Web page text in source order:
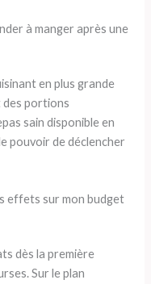
à manger après une
en plus grande
des portions
sain disponible en
pouvoir de déclencher
effets sur mon budget
dès la première
Sur le plan